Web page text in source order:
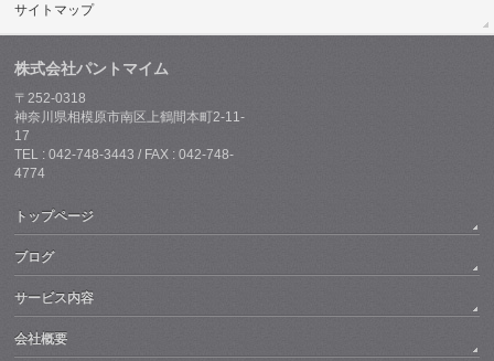
サイトマップ
株式会社パントマイム
〒252-0318
神奈川県相模原市南区上鶴間本町2-11-
17
TEL : 042-748-3443 / FAX : 042-748-
4774
トップページ
ブログ
サービス内容
会社概要